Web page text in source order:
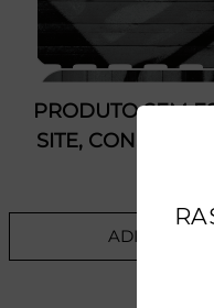
PRODUTO SEM
SITE,
ADICIONAR